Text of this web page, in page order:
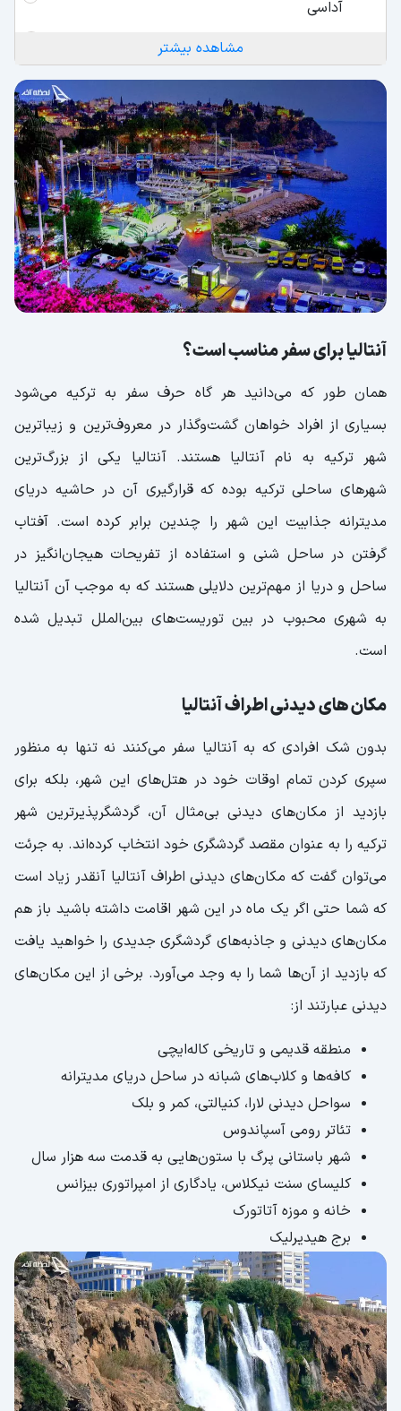
آداسی
مکان های تاریخی کوش آداسی
بازارهای سنتی کوش آداسی
رستوران های محلی کوش آداسی
پارک ها و تفریحات آبی کوش آداسی
جاذبه های گردشگری و دیدنی کوش آداسی
مشاهده بیشتر
آنتالیا برای سفر مناسب است؟
همان‌ طور که می‌دانید هر گاه حرف سفر به ترکیه می‌شود
بسیاری از افراد خواهان گشت‌وگذار در معروف‌ترین و زیباترین
شهر ترکیه به نام آنتالیا هستند. آنتالیا یکی از بزرگ‌ترین
شهر‌های ساحلی ترکیه بوده که قرارگیری آن در حاشیه دریای
مدیترانه جذابیت این شهر را چندین برابر کرده است. آفتاب
گرفتن در ساحل شنی و استفاده از تفریحات هیجان‌انگیز در
ساحل و دریا از مهم‌ترین دلایلی هستند که به موجب آن آنتالیا
به شهری محبوب در بین توریست‌های بین‌الملل تبدیل شده
است.
مکان های دیدنی اطراف آنتالیا
بدون شک افرادی که به آنتالیا سفر می‌کنند نه تنها به منظور
سپری کردن تمام اوقات خود در هتل‌های این شهر، بلکه برای
بازدید از مکان‌های دیدنی بی‌مثال آن، گردشگرپذیرترین شهر
ترکیه را به عنوان مقصد گردشگری خود انتخاب کرده‌اند. به جرئت
می‌توان گفت که مکان‌های دیدنی اطراف آنتالیا آنقدر زیاد است
که شما حتی اگر یک ماه در این شهر اقامت داشته باشید باز هم
مکان‌های دیدنی و جاذبه‌های گردشگری جدیدی را خواهید یافت
که بازدید از آن‌ها شما را به وجد می‌آورد. برخی از این مکان‌های
دیدنی عبارتند از:
منطقه‌ قدیمی و تاریخی کاله‌ایچی
کافه‌ها و کلاب‌های شبانه در ساحل دریای مدیترانه
سواحل دیدنی لارا، کنیالتی، کمر و بلک
تئاتر رومی آسپاندوس
شهر باستانی پرگ با ستون‌هایی به قدمت سه هزار سال
کلیسای سنت نیکلاس، یادگاری از امپراتوری بیزانس
خانه و موزه آتاتورک
برج هیدیرلیک